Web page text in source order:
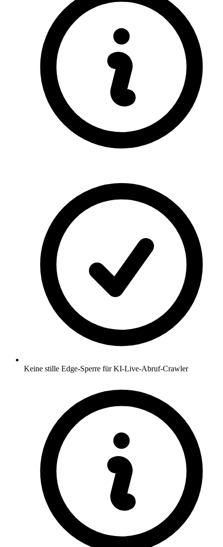
Keine stille Edge-Sperre für KI-Live-Abruf-Crawler